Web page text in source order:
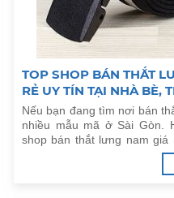
TOP SHOP BÁN THẮT
RẺ UY TÍN TẠI NHÀ BÈ,
Nếu bạn đang tìm nơi bán
nhiều mẫu mã ở Sài Gòn.
shop bán thắt lưng nam giá